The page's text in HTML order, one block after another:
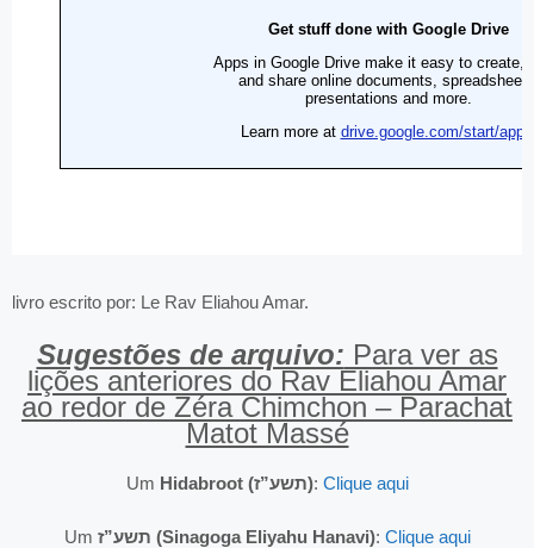
livro escrito por: Le Rav Eliahou Amar.
Sugestões de arquivo: Para ver as
lições anteriores do Rav Eliahou Amar
ao redor de Zéra Chimchon – Parachat
Matot Massé
Um Hidabroot (תשע”ז): Clique aqui
Um תשע”ז (Sinagoga Eliyahu Hanavi): Clique aqui